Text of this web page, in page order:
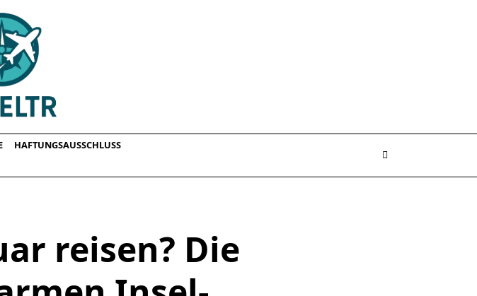
HAFTUNGSAUSSCHLUSS
reisen? Die